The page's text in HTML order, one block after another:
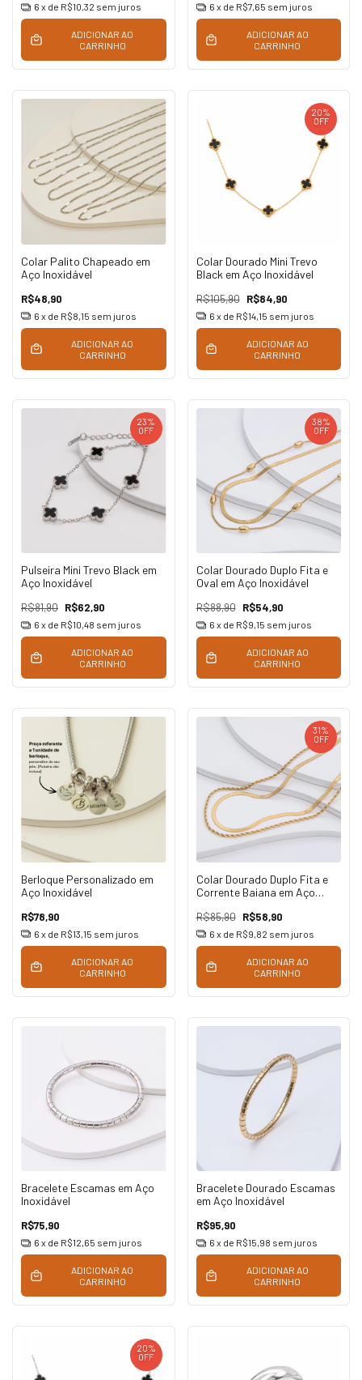
6 x de R$10,32 sem juros
ADICIONAR AO
CARRINHO
6 x de R$7,65 sem juros
ADICIONAR AO
CARRINHO
Colar Palito Chapeado em
Aço Inoxidável
R$48,90
6 x de R$8,15 sem juros
ADICIONAR AO
CARRINHO
20%
OFF
Colar Dourado Mini Trevo
Black em Aço Inoxidável
R$105,90 R$84,90
6 x de R$14,15 sem juros
ADICIONAR AO
CARRINHO
23%
OFF
Pulseira Mini Trevo Black em
Aço Inoxidável
R$81,90 R$62,90
6 x de R$10,48 sem juros
ADICIONAR AO
CARRINHO
38%
OFF
Colar Dourado Duplo Fita e
Oval em Aço Inoxidável
R$88,90 R$54,90
6 x de R$9,15 sem juros
ADICIONAR AO
CARRINHO
Berloque Personalizado em
Aço Inoxidável
R$78,90
6 x de R$13,15 sem juros
ADICIONAR AO
CARRINHO
31%
OFF
Colar Dourado Duplo Fita e
Corrente Baiana em Aço
R$85,90 R$58,90
6 x de R$9,82 sem juros
ADICIONAR AO
CARRINHO
Bracelete Escamas em Aço
Inoxidável
R$75,90
6 x de R$12,65 sem juros
ADICIONAR AO
CARRINHO
Bracelete Dourado Escamas
em Aço Inoxidável
R$95,90
6 x de R$15,98 sem juros
ADICIONAR AO
CARRINHO
20%
OFF